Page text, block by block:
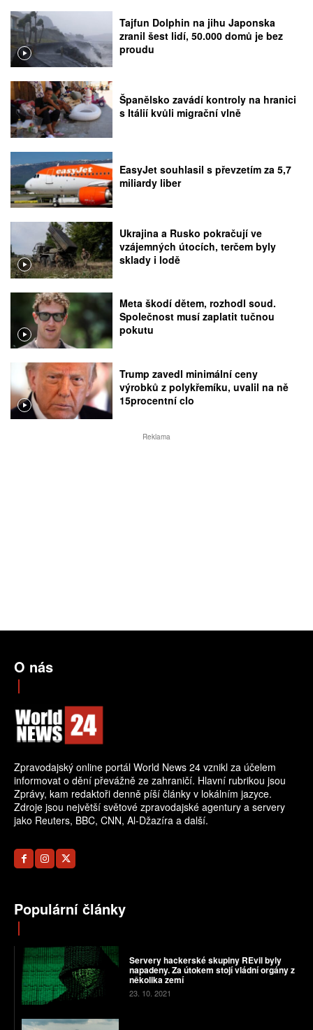
Tajfun Dolphin na jihu Japonska
zranil šest lidí, 50.000 domů je bez
proudu
Španělsko zavádí kontroly na hranici
s Itálií kvůli migrační vlně
EasyJet souhlasil s převzetím za 5,7
miliardy liber
Ukrajina a Rusko pokračují ve
vzájemných útocích, terčem byly
sklady i lodě
Meta škodí dětem, rozhodl soud.
Společnost musí zaplatit tučnou
pokutu
Trump zavedl minimální ceny
výrobků z polykřemíku, uvalil na ně
15procentní clo
Reklama
O nás
Zpravodajský online portál World News 24 vznikl za účelem
informovat o dění převážně ze zahraničí. Hlavní rubrikou jsou
Zprávy, kam redaktoři denně píší články v lokálním jazyce.
Zdroje jsou největší světové zpravodajské agentury a servery
jako Reuters, BBC, CNN, Al-Džazíra a další.
Populární články
Servery hackerské skupiny REvil byly
napadeny. Za útokem stojí vládní orgány z
několika zemí
23. 10. 2021